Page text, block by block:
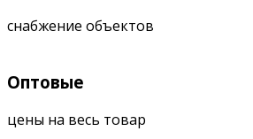
снабжение объектов
Оптовые
цены на весь товар